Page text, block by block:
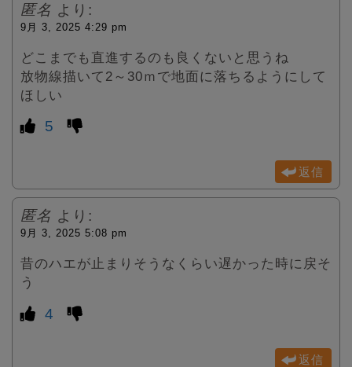
匿名 より:
9月 3, 2025 4:29 pm
どこまでも直進するのも良くないと思うね
放物線描いて2～30ｍで地面に落ちるようにして
ほしい
5
返信
匿名 より:
9月 3, 2025 5:08 pm
昔のハエが止まりそうなくらい遅かった時に戻そ
う
4
返信